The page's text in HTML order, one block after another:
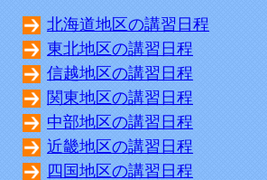
北海道地区の講習日程
東北地区の講習日程
信越地区の講習日程
関東地区の講習日程
中部地区の講習日程
近畿地区の講習日程
四国地区の講習日程